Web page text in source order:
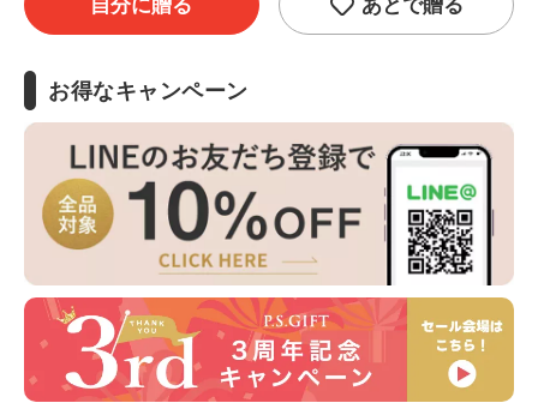
自分に贈る あとで贈る
お得なキャンペーン